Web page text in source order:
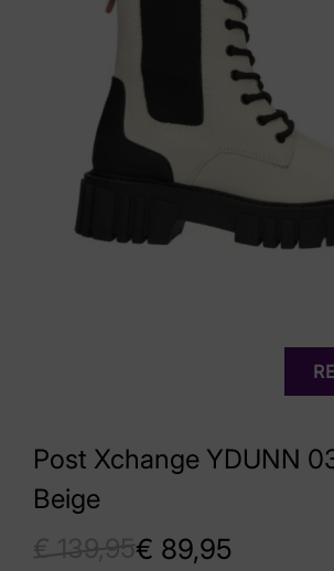
Post Xchange YDUNN
Beige
€ 89,95